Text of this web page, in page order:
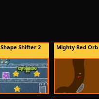
Shape Shifter 2 Mighty Red Orb